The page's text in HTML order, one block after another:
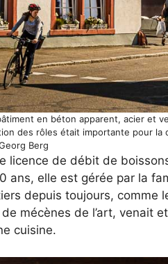
en béton apparent, acier et
des rôles était importante pour
Berg
licence de débit de
ans, elle est gérée par la
depuis toujours, comme
mécènes de l’art, venait
cuisine.